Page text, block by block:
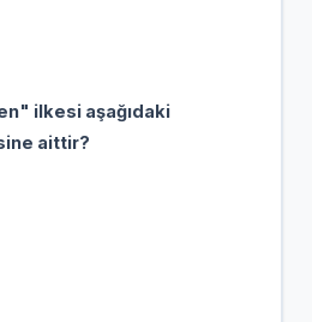
ilkesi aşağıdaki
aittir?